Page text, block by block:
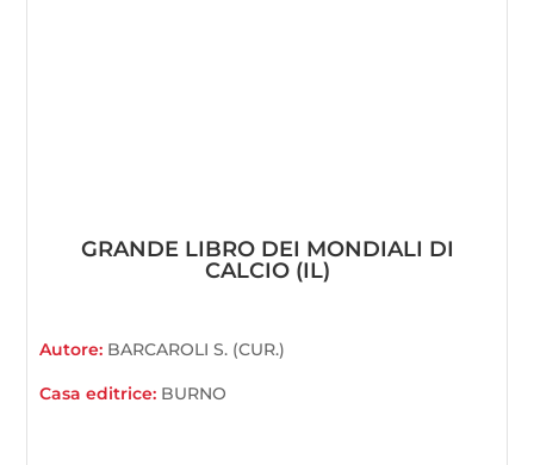
GRANDE LIBRO DEI MONDIALI DI
CALCIO (IL)
Autore: BARCAROLI S. (CUR.)
Casa editrice: BURNO